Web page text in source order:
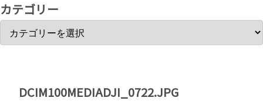
カテゴリー
DCIM100MEDIADJI_0722.JPG